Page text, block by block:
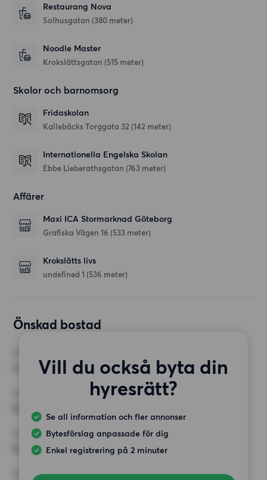
Restaurang Nova
Solhusgatan (380 meter)
Noodle Master
Krokslättsgatan (515 meter)
Skolor och barnomsorg
Fridaskolan
Kallebäcks Torggata 32 (142 meter)
Internationella Engelska Skolan
Ebbe Lieberathsgatan (763 meter)
Affärer
Maxi ICA Stormarknad Göteborg
Grafiska Vägen 16 (533 meter)
Krokslätts livs
undefined 1 (536 meter)
Önskad bostad
Vill du också byta din
hyresrätt?
Se all information och fler annonser
Bytesförslag anpassade för dig
Enkel registrering på 2 minuter
MINST ANTAL KVADRATMETER
HÖGSTA HYRA
9 500 kr